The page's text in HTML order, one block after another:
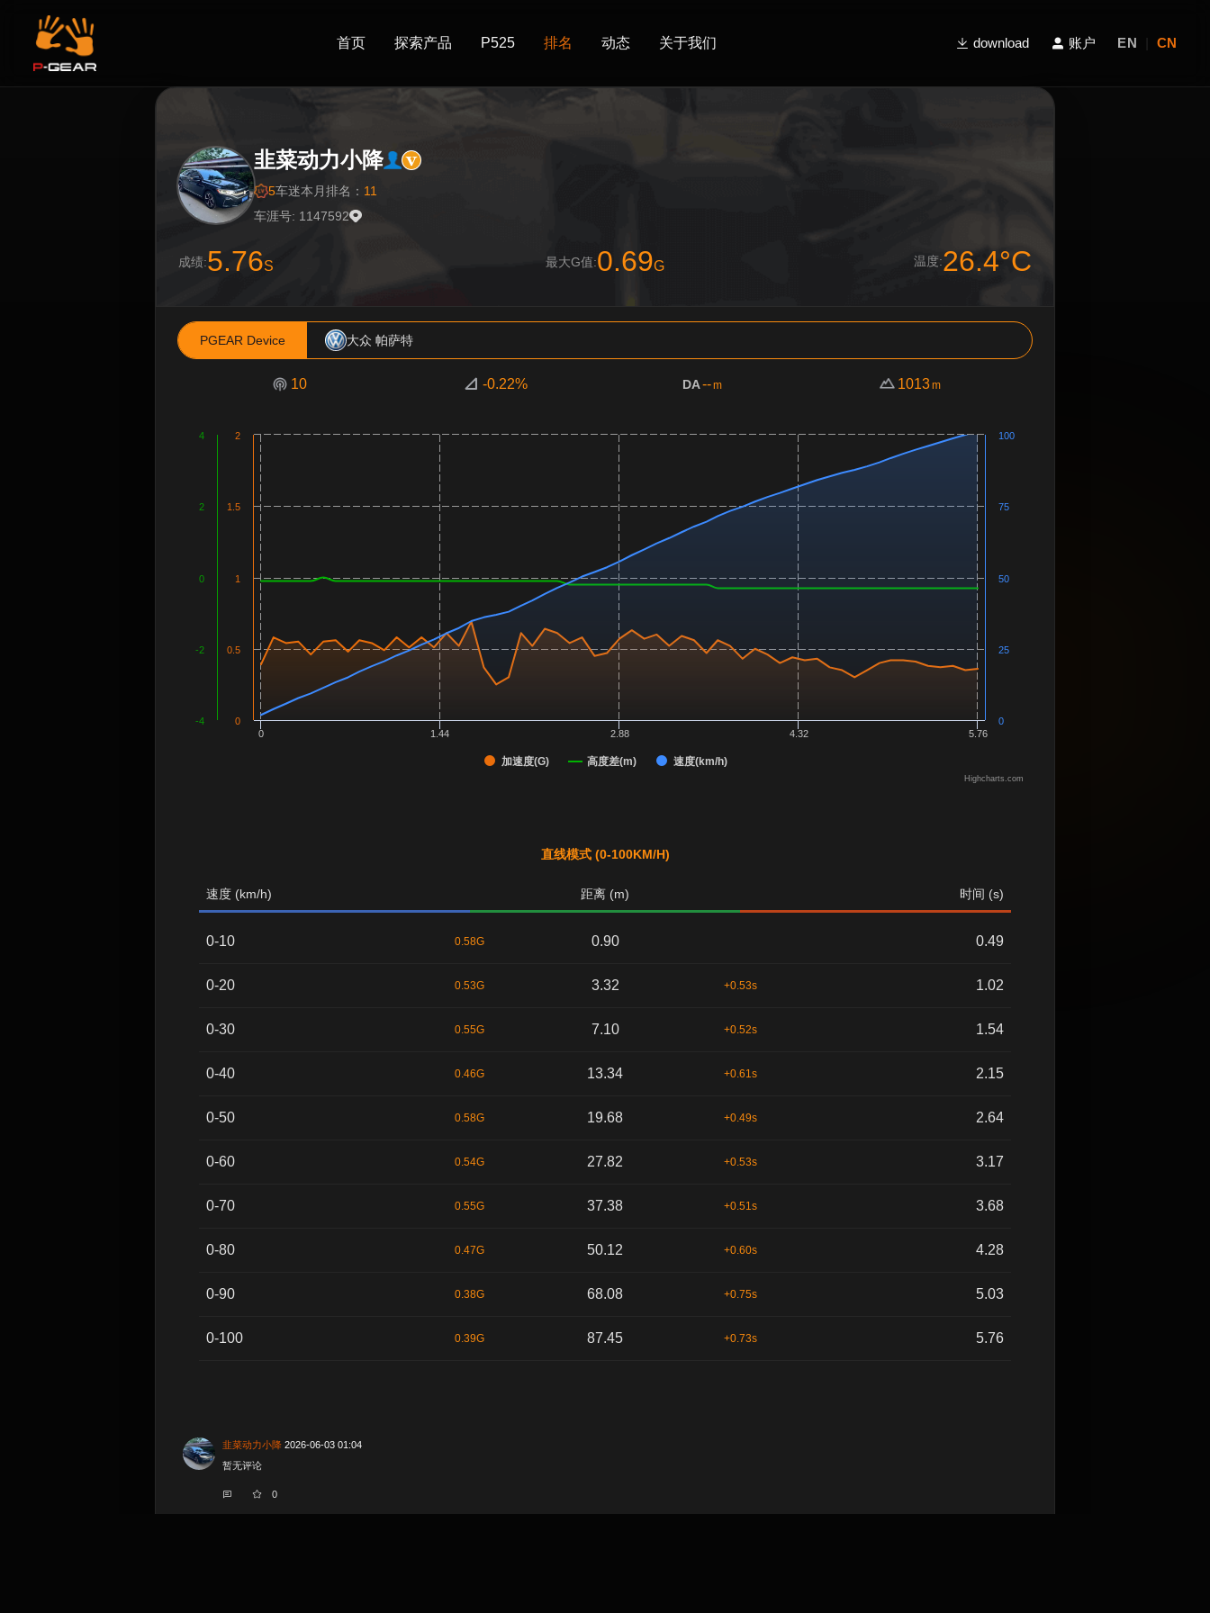
首页 探索产品 P525 排名 动态 关于我们 download 账户 EN CN
韭菜动力小降
5车迷本月排名： 11
车涯号: 1147592
成绩:5.76S 最大G值:0.69G 温度:26.4°C
PGEAR Device 大众 帕萨特
10 -0.22% DA--m 1013m
加速度(G) 高度差(m) 速度(km/h)
0 1.44 2.88 4.32 5.76
0
0.5
1
1.5
2
-4
-2
0
2
4
0
25
50
75
100
Highcharts.com
直线模式 (0-100KM/H)
速度 (km/h) 距离 (m) 时间 (s)
0-10 0.58G 0.90 0.49
0-20 0.53G 3.32 +0.53s 1.02
0-30 0.55G 7.10 +0.52s 1.54
0-40 0.46G 13.34 +0.61s 2.15
0-50 0.58G 19.68 +0.49s 2.64
0-60 0.54G 27.82 +0.53s 3.17
0-70 0.55G 37.38 +0.51s 3.68
0-80 0.47G 50.12 +0.60s 4.28
0-90 0.38G 68.08 +0.75s 5.03
0-100 0.39G 87.45 +0.73s 5.76
韭菜动力小降 2026-06-03 01:04
暂无评论
0